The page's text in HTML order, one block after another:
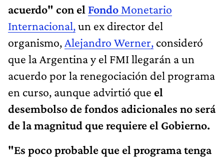
acuerdo" con el Fondo Monetario
Internacional,un ex director del
organismo, Alejandro Werner, consideró
que la Argentina y el FMI llegarán a un
acuerdo por la renegociación del programa
en curso, aunque advirtió que el
desembolso de fondos adicionales no será
de la magnitud que requiere el Gobierno.
"Es poco probable que el programa tenga